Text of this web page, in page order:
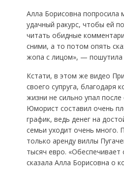
Алла Борисовна попросила
удачный ракурс, чтобы ей
читать обидные
сними, а то потом опять
жопа с лицом», — пошутила
Кстати, в этом же видео
своего супруга, благодаря
жизни не сильно упал
Юморист составил очень
график, ведь денег на
семьи уходит очень много.
только аренду виллы
тысяч евро.
сказала Алла Борисовна о